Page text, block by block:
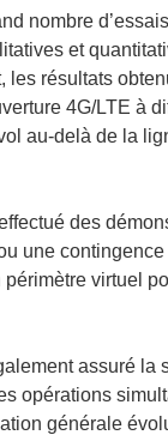
nombre
et
les résultats
4G/LTE à
au-delà de la
des
une
virtuel
assuré
opérations
générale